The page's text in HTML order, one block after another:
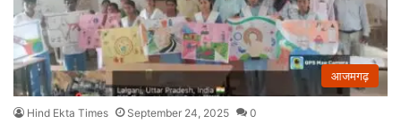
आजमगढ़
Hind Ekta Times September 24, 2025 0